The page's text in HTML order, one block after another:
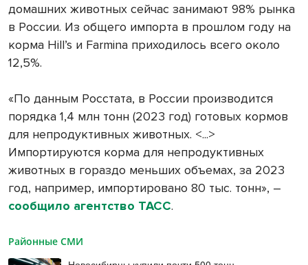
домашних животных сейчас занимают 98% рынка
в России. Из общего импорта в прошлом году на
корма Hill’s и Farmina приходилось всего около
12,5%.
«По данным Росстата, в России производится
порядка 1,4 млн тонн (2023 год) готовых кормов
для непродуктивных животных. <...>
Импортируются корма для непродуктивных
животных в гораздо меньших объемах, за 2023
год, например, импортировано 80 тыс. тонн», –
сообщило агентство ТАСС.
Районные СМИ